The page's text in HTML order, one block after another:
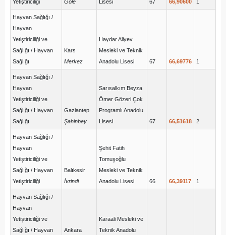
Yetiştiriciliği
Göle
Lisesi
67 66,90600 1
Hayvan Sağlığı /
Hayvan
Yetiştiriciliği ve
Sağlığı / Hayvan
Sağlığı
Kars
Merkez
Haydar Aliyev
Mesleki ve Teknik
Anadolu Lisesi
67 66,69776 1
Hayvan Sağlığı /
Hayvan
Yetiştiriciliği ve
Sağlığı / Hayvan
Sağlığı
Gaziantep
Şahinbey
Sarısalkım Beyza
Ömer Gözeri Çok
Programlı Anadolu
Lisesi
67 66,51618 2
Hayvan Sağlığı /
Hayvan
Yetiştiriciliği ve
Sağlığı / Hayvan
Yetiştiriciliği
Balıkesir
İvrindi
Şehit Fatih
Tomuşoğlu
Mesleki ve Teknik
Anadolu Lisesi
66 66,39117 1
Hayvan Sağlığı /
Hayvan
Yetiştiriciliği ve
Sağlığı / Hayvan
Ankara
Karaali Mesleki ve
Teknik Anadolu